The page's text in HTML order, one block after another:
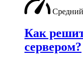
Средний
Как
сервером?